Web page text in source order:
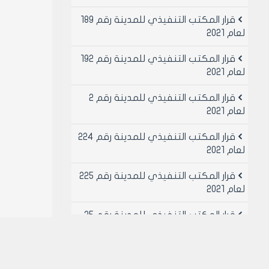
قرار المكتب التنفيذي للمدينة رقم 189
لعام 2021
قرار المكتب التنفيذي للمدينة رقم 192
لعام 2021
قرار المكتب التنفيذي للمدينة رقم 2
لعام 2021
قرار المكتب التنفيذي للمدينة رقم 224
لعام 2021
قرار المكتب التنفيذي للمدينة رقم 225
لعام 2021
قرار المكتب التنفيذي للمدينة رقم 25